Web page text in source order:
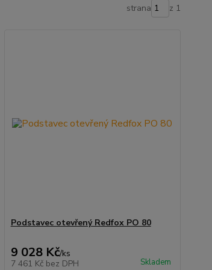
strana z 1
Podstavec otevřený Redfox PO 80
9 028 Kč/ks
7 461 Kč bez DPH Skladem